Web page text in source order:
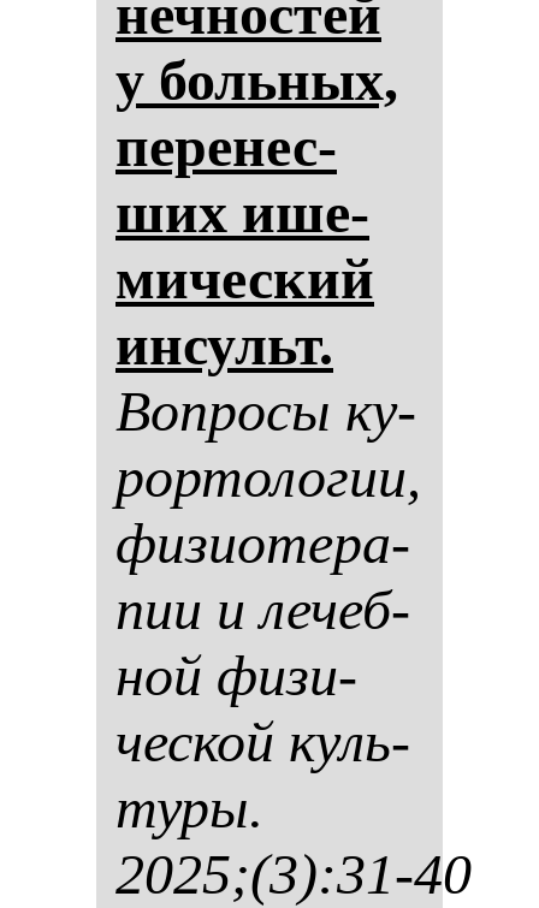
неч­нос­тей
у боль­ных,
пе­ре­нес­
ших ише­
ми­чес­кий
ин­сульт.
Воп­ро­сы ку­
рор­то­ло­гии,
фи­зи­оте­ра­
пии и ле­чеб­
ной фи­зи­
чес­кой куль­
ту­ры.
2025;(3):31-40